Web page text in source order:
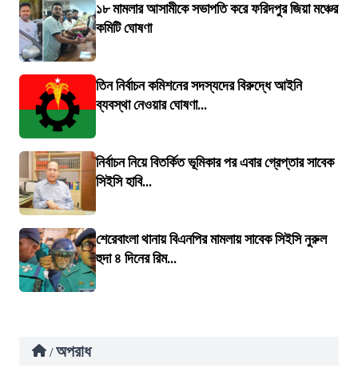
১৮ মামলার আসামীকে সভাপতি করে ফরিদপুর জিয়া মঞ্চের
কমিটি ঘোষণা
তিন নির্বাচন কমিশনের সদস্যদের বিরুদ্ধে আইনি
ব্যবস্থা নেওয়ার ঘোষণা...
নির্বাচন নিয়ে বিতর্কিত ভূমিকার পর এবার গ্রেপ্তার সাবেক
সিইসি হাবি...
শেরেবাংলা থানায় বিএনপির মামলায় সাবেক সিইসি নুরুল
হুদা ৪ দিনের রিম...
/ অপরাধ